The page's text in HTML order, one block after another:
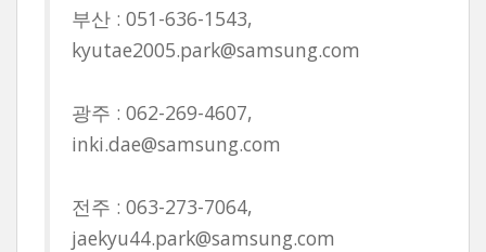
부산 : 051-636-1543,
kyutae2005.park@samsung.com
광주 : 062-269-4607,
inki.dae@samsung.com
전주 : 063-273-7064,
jaekyu44.park@samsung.com